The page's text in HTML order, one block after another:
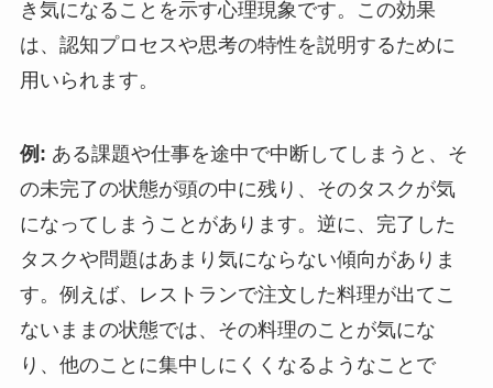
き気になることを示す心理現象です。この効果
は、認知プロセスや思考の特性を説明するために
用いられます。
例: ある課題や仕事を途中で中断してしまうと、そ
の未完了の状態が頭の中に残り、そのタスクが気
になってしまうことがあります。逆に、完了した
タスクや問題はあまり気にならない傾向がありま
す。例えば、レストランで注文した料理が出てこ
ないままの状態では、その料理のことが気にな
り、他のことに集中しにくくなるようなことで